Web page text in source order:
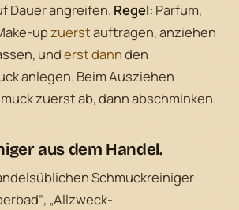
Dauer angreifen. Regel: Parfum,
upzuerstauftragen, anziehen
underst dannden
anlegen. Beim Ausziehen
zuerst ab, dann abschminken.
aus dem Handel.
Schmuckreiniger
„Allzweck-